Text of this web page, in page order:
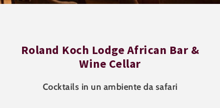
Roland Koch Lodge African Bar &
Wine Cellar
Cocktails in un ambiente da safari